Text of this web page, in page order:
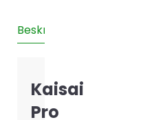
svart
Beskrivning
Kaisai
Pro